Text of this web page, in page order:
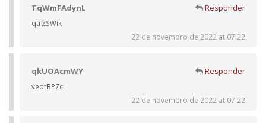
TqWmFAdynL Responder
qtrZSWik
22 de novembro de 2022 at 07:22
qkUOAcmWY Responder
vedtBPZc
22 de novembro de 2022 at 07:22